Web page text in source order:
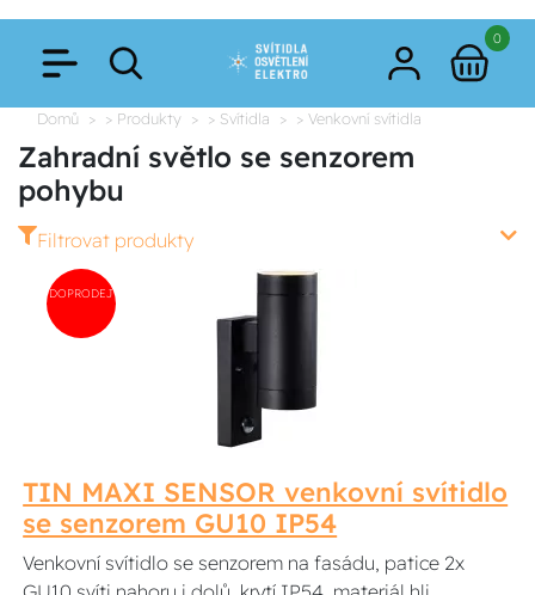
0
Domů > Produkty > Svítidla > Venkovní svítidla
Zahradní světlo se senzorem
pohybu
Filtrovat produkty
DOPRODEJ
TIN MAXI SENSOR venkovní svítidlo
se senzorem GU10 IP54
Venkovní svítidlo se senzorem na fasádu, patice 2x